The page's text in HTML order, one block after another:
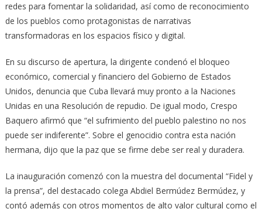
redes para fomentar la solidaridad, así como de reconocimiento
de los pueblos como protagonistas de narrativas
transformadoras en los espacios físico y digital.
En su discurso de apertura, la dirigente condenó el bloqueo
económico, comercial y financiero del Gobierno de Estados
Unidos, denuncia que Cuba llevará muy pronto a la Naciones
Unidas en una Resolución de repudio. De igual modo, Crespo
Baquero afirmó que “el sufrimiento del pueblo palestino no nos
puede ser indiferente”. Sobre el genocidio contra esta nación
hermana, dijo que la paz que se firme debe ser real y duradera.
La inauguración comenzó con la muestra del documental “Fidel y
la prensa”, del destacado colega Abdiel Bermúdez Bermúdez, y
contó además con otros momentos de alto valor cultural como el